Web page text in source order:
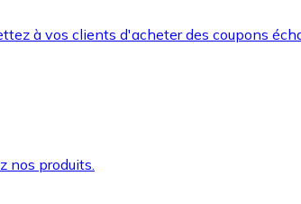
à vos clients d'acheter des coupons
nos produits.